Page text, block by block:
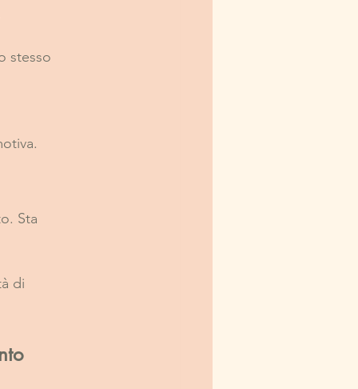
stesso
Sta
di